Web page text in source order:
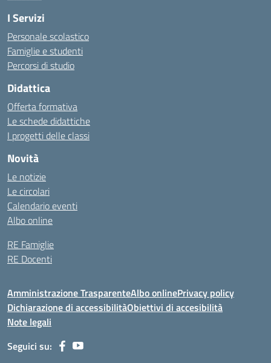
I Servizi
Personale scolastico
Famiglie e studenti
Percorsi di studio
Didattica
Offerta formativa
Le schede didattiche
I progetti delle classi
Novità
Le notizie
Le circolari
Calendario eventi
Albo online
RE Famiglie
RE Docenti
Amministrazione TrasparenteAlbo onlinePrivacy policy
Dichiarazione di accessibilitàObiettivi di accesibilità
Note legali
Seguici su: